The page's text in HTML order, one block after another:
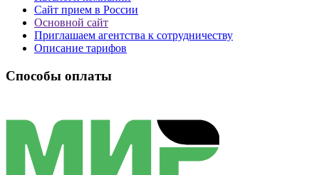
Сайт прием в России
Основной сайт
Приглашаем агентства к сотрудничеству
Описание тарифов
Способы оплаты